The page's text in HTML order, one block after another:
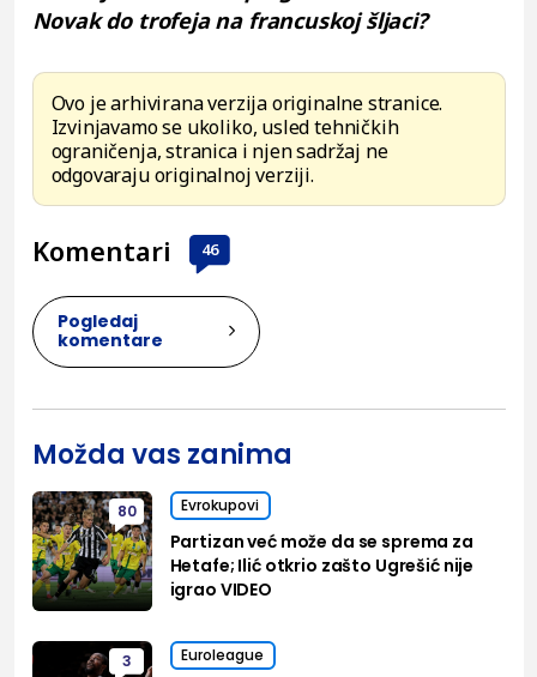
Novak do trofeja na francuskoj šljaci?
Ovo je arhivirana verzija originalne stranice.
Izvinjavamo se ukoliko, usled tehničkih
ograničenja, stranica i njen sadržaj ne
odgovaraju originalnoj verziji.
Komentari 46
Pogledaj
komentare
Možda vas zanima
80 Evrokupovi
Partizan već može da se sprema za
Hetafe; Ilić otkrio zašto Ugrešić nije
igrao VIDEO
3 Euroleague